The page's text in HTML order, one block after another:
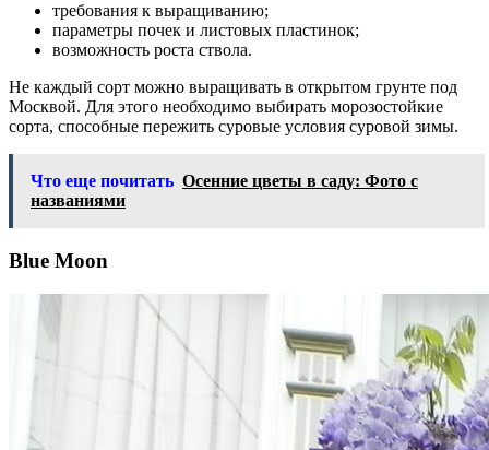
требования к выращиванию;
параметры почек и листовых пластинок;
возможность роста ствола.
Не каждый сорт можно выращивать в открытом грунте под
Москвой. Для этого необходимо выбирать морозостойкие
сорта, способные пережить суровые условия суровой зимы.
Что еще почитать Осенние цветы в саду: Фото с
названиями
Blue Moon